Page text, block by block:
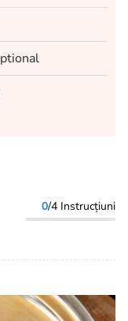
0/4 Instrucțiuni